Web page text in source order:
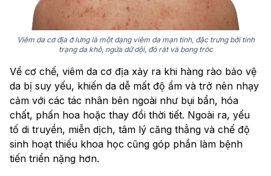
Viêm da cơ địa ở lưng là một dạng viêm da mạn tính, đặc trưng bởi tình
trạng da khô, ngứa dữ dội, đỏ rát và bong tróc
Về cơ chế, viêm da cơ địa xảy ra khi hàng rào bảo vệ
da bị suy yếu, khiến da dễ mất độ ẩm và trở nên nhạy
cảm với các tác nhân bên ngoài như bụi bẩn, hóa
chất, phấn hoa hoặc thay đổi thời tiết. Ngoài ra, yếu
tố di truyền, miễn dịch, tâm lý căng thẳng và chế độ
sinh hoạt thiếu khoa học cũng góp phần làm bệnh
tiến triển nặng hơn.